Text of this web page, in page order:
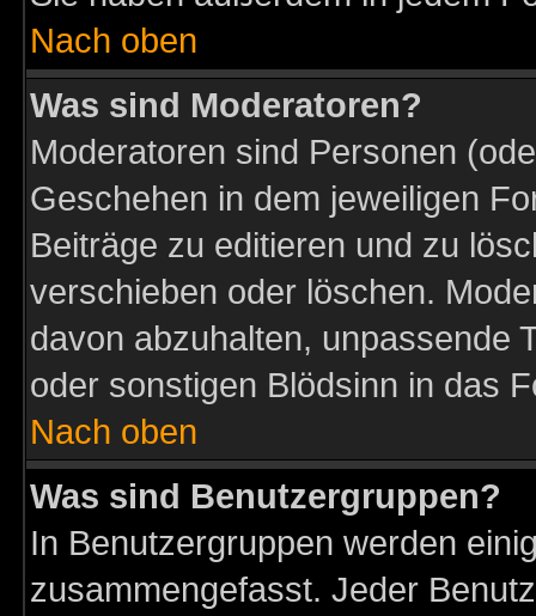
Nach oben
Was sind Moderatoren?
Moderatoren sind Personen
Geschehen in dem jeweiligen
Beiträge zu editieren und zu
verschieben oder löschen.
davon abzuhalten, unpassende
oder sonstigen Blödsinn in das
Nach oben
Was sind Benutzergruppen?
In Benutzergruppen werden
zusammengefasst. Jeder